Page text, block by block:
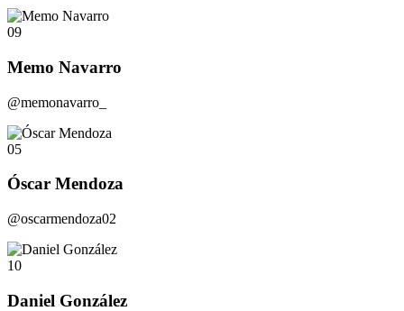
09
Memo Navarro
@memonavarro_
05
Óscar Mendoza
@oscarmendoza02
10
Daniel González